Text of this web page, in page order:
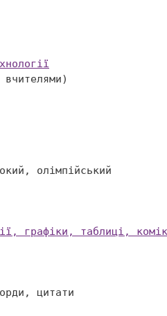
графіки, таблиці,
цитати